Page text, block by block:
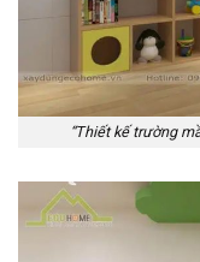
“Thiết kế trường